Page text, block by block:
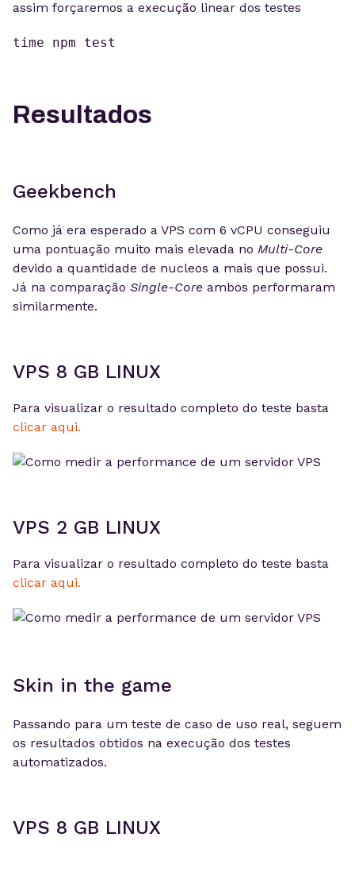
assim forçaremos a execução linear dos testes
time npm test
Resultados
Geekbench
Como já era esperado a VPS com 6 vCPU conseguiu
uma pontuação muito mais elevada no Multi-Core
devido a quantidade de nucleos a mais que possui.
Já na comparação Single-Core ambos performaram
similarmente.
VPS 8 GB LINUX
Para visualizar o resultado completo do teste basta
clicar aqui.
VPS 2 GB LINUX
Para visualizar o resultado completo do teste basta
clicar aqui.
Skin in the game
Passando para um teste de caso de uso real, seguem
os resultados obtidos na execução dos testes
automatizados.
VPS 8 GB LINUX